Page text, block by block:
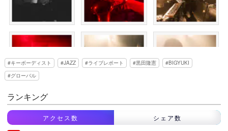
キーボーディスト JAZZ ライブレポート 黒田隆憲
BIGYUKI
グローバル
ランキング
アクセス数 シェア数